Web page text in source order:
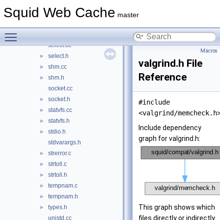
Squid Web Cache master
► openssl.h
select.cc
► select.h
► shm.cc
►
shm.h
socket.cc
► socket.h
► statvfs.cc
► statvfs.h
►
stdio.h
stdvarargs.h
► strerror.c
► strtoll.c
► strtoll.h
► tempnam.c
► tempnam.h
►
types.h
unistd.cc
Macros
valgrind.h File
Reference
#include
<valgrind/
Include dependency
graph for valgrind.h:
This graph shows which
files directly or indirectly